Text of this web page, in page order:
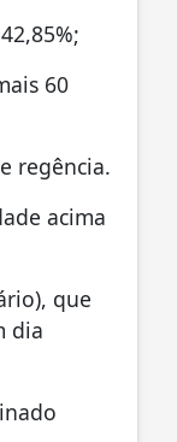
60
regência.
acima
que
dia